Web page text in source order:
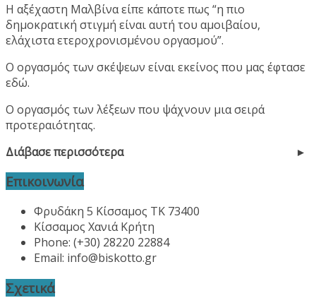
Η αξέχαστη Μαλβίνα είπε κάποτε πως “η πιο
δημοκρατική στιγμή είναι αυτή του αμοιβαίου,
ελάχιστα ετεροχρονισμένου οργασμού”.
Ο οργασμός των σκέψεων είναι εκείνος που μας έφτασε
εδώ.
Ο οργασμός των λέξεων που ψάχνουν μια σειρά
προτεραιότητας.
Διάβασε περισσότερα
Επικοινωνία
Φρυδάκη 5 Κίσσαμος ΤΚ 73400
Κίσσαμος Χανιά Κρήτη
Phone: (+30) 28220 22884
Email: info@biskotto.gr
Σχετικά